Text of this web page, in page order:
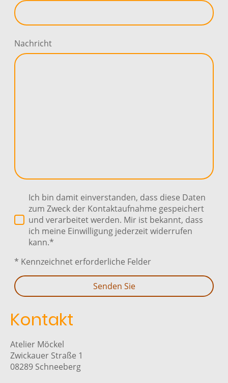
Nachricht
Ich bin damit einverstanden, dass diese Daten
zum Zweck der Kontaktaufnahme gespeichert
und verarbeitet werden. Mir ist bekannt, dass
ich meine Einwilligung jederzeit widerrufen
kann.*
* Kennzeichnet erforderliche Felder
Senden Sie
Kontakt
Atelier Möckel
Zwickauer Straße 1
08289 Schneeberg